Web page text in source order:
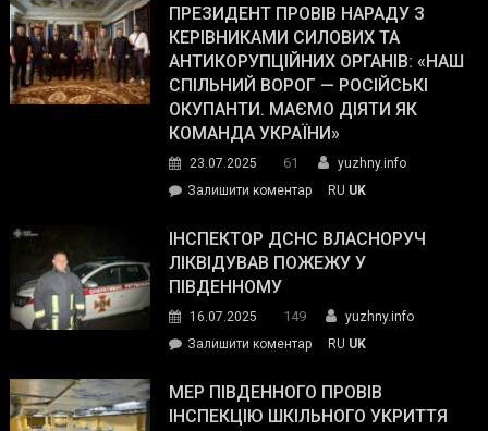
Street
Journal.
Південному
працівникам
ОПЗ
з
матеріального
резерву
гуманітарну
допомогу
ПРЕЗИДЕНТ ПРОВІВ НАРАДУ З
КЕРІВНИКАМИ СИЛОВИХ ТА
АНТИКОРУПЦІЙНИХ ОРГАНІВ: «НАШ
СПІЛЬНИЙ ВОРОГ — РОСІЙСЬКІ
ОКУПАНТИ. МАЄМО ДІЯТИ ЯК
КОМАНДА УКРАЇНИ»
23.07.2025 61
yuzhny.info
Залишити коментарon
провів
нараду
силових
та
органів:
«Наш
RU UK
ІНСПЕКТОР ДСНС ВЛАСНОРУЧ
ЛІКВІДУВАВ ПОЖЕЖУ У
ПІВДЕННОМУ
16.07.2025 149
yuzhny.info
Залишити коментарon
ДСНС
власноруч
RU UK
МЕР ПІВДЕННОГО ПРОВІВ
ІНСПЕКЦІЮ ШКІЛЬНОГО УКРИТТЯ